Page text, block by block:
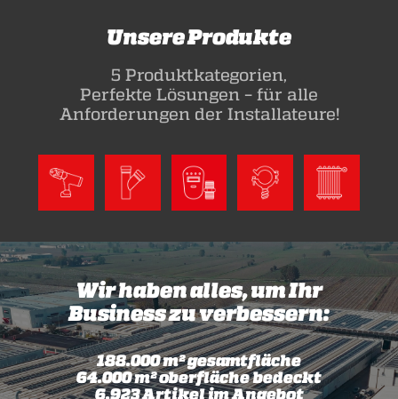
HIGHLIGHTS
KONTAKTE
DOWNLOAD
Unsere Produkte
5 Produktkategorien,
Perfekte Lösungen – für alle
Anforderungen der Installateure!
Wir haben alles, um Ihr
Business zu verbessern:
188.000 m² gesamtfläche
64.000 m² oberfläche bedeckt